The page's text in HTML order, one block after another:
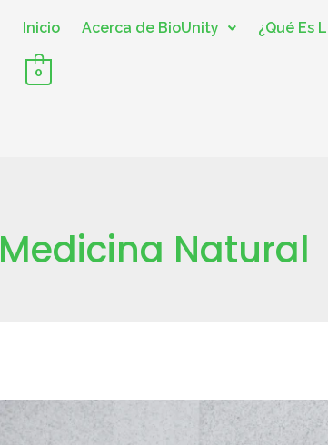
Inicio Acerca de BioUnity ¿Qué Es
0
Medicina Natural